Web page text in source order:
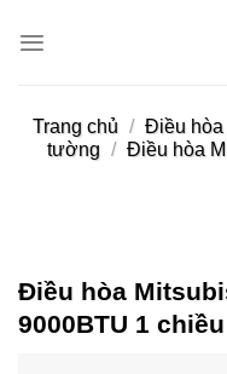
Trang chủ / Điều hòa
tường / Điều hòa
Điều hòa
9000BTU 1 chiều